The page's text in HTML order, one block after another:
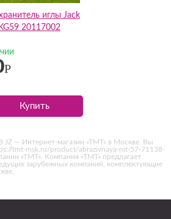
иглы Jack
20117002
Р
Купить
JZ — Интернет-магазин «ТМТ» в Москве. Вы
tmt-msk.ru/product/abrazivnaya-nit-57-71138-
«ТМТ». Компания «ТМТ» предлагает
зарубежных компаний, комплектующие